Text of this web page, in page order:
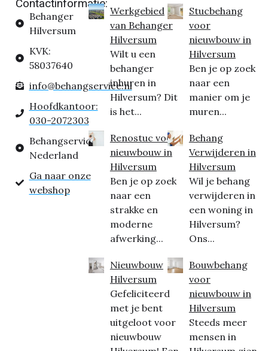
Contactinformatie:
Behanger
Hilversum
KVK:
58037640
info@behangservice.nl
Hoofdkantoor:
030-2072303
Behangservice
Nederland
Ga naar onze
webshop
Werkgebied
van Behanger
Hilversum
Wilt u een
behanger
inhuren in
Hilversum? Dit
is het...
Renostuc voor
nieuwbouw in
Hilversum
Ben je op zoek
naar een
strakke en
moderne
afwerking...
Nieuwbouw
Hilversum
Gefeliciteerd
met je bent
uitgeloot voor
nieuwbouw
Stucbehang
voor
nieuwbouw in
Hilversum
Ben je op zoek
naar een
manier om je
muren...
Behang
Verwijderen in
Hilversum
Wil je behang
verwijderen in
een woning in
Hilversum?
Ons...
Bouwbehang
voor
nieuwbouw in
Hilversum
Steeds meer
mensen in